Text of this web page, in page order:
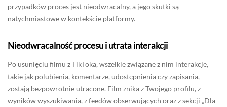
przypadków proces jest nieodwracalny, a jego skutki są
natychmiastowe w kontekście platformy.
Nieodwracalność procesu i utrata interakcji
Po usunięciu filmu z TikToka, wszelkie związane z nim interakcje,
takie jak polubienia, komentarze, udostępnienia czy zapisania,
zostają bezpowrotnie utracone. Film znika z Twojego profilu, z
wyników wyszukiwania, z feedów obserwujących oraz z sekcji „Dla